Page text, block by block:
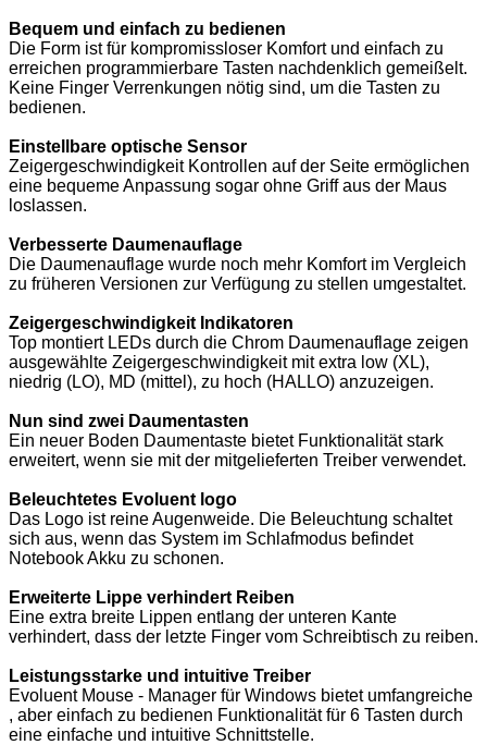
Bequem und einfach zu bedienen
Die Form ist für kompromissloser Komfort und einfach zu
erreichen programmierbare Tasten nachdenklich gemeißelt.
Keine Finger Verrenkungen nötig sind, um die Tasten zu
bedienen.
Einstellbare optische Sensor
Zeigergeschwindigkeit Kontrollen auf der Seite ermöglichen
eine bequeme Anpassung sogar ohne Griff aus der Maus
loslassen.
Verbesserte Daumenauflage
Die Daumenauflage wurde noch mehr Komfort im Vergleich
zu früheren Versionen zur Verfügung zu stellen umgestaltet.
Zeigergeschwindigkeit Indikatoren
Top montiert LEDs durch die Chrom Daumenauflage zeigen
ausgewählte Zeigergeschwindigkeit mit extra low (XL),
niedrig (LO), MD (mittel), zu hoch (HALLO) anzuzeigen.
Nun sind zwei Daumentasten
Ein neuer Boden Daumentaste bietet Funktionalität stark
erweitert, wenn sie mit der mitgelieferten Treiber verwendet.
Beleuchtetes Evoluent logo
Das Logo ist reine Augenweide. Die Beleuchtung schaltet
sich aus, wenn das System im Schlafmodus befindet
Notebook Akku zu schonen.
Erweiterte Lippe verhindert Reiben
Eine extra breite Lippen entlang der unteren Kante
verhindert, dass der letzte Finger vom Schreibtisch zu reiben.
Leistungsstarke und intuitive Treiber
Evoluent Mouse - Manager für Windows bietet umfangreiche
, aber einfach zu bedienen Funktionalität für 6 Tasten durch
eine einfache und intuitive Schnittstelle.